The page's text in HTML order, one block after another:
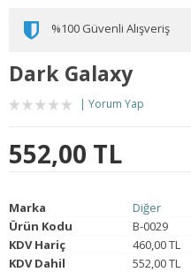
%100 Güvenli Alışveriş
Dark Galaxy
Yorum Yap
552,00 TL
Marka
Diğer
Ürün Kodu
B-0029
KDV Hariç
460,00 TL
KDV Dahil
552,00 TL